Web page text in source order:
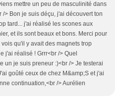
mettre un peu de masculinité dans
/> Bon je suis déçu, j'ai découvert ton
tard... j'ai réalisé les scones aux
et ils sont beaux et bons. Merci pour
vois qu'il y avait des magnets trop
j'ai réalisé ! Grrr<br /> Quel
un je suis preneur :)<br /> Je testerai
goûté ceux de chez M&amp;S et j'ai
continuation,<br /> Aurélien